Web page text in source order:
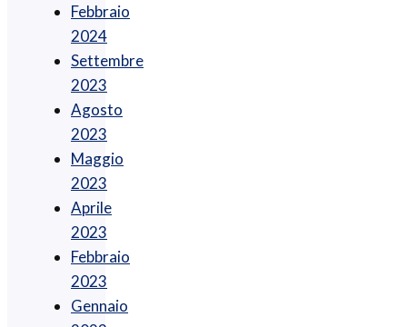
Febbraio
2024
Settembre
2023
Agosto
2023
Maggio
2023
Aprile
2023
Febbraio
2023
Gennaio